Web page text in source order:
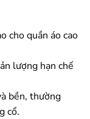
cho quần áo cao
lượng hạn chế
bền, thường
cổ.